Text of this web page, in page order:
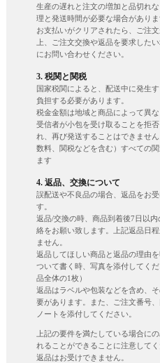
生産の遅れと注文の増加と品切れ
理と発送時間が必要な場合がありま
お支払いがクリアされたら、ご注
上、ご注文交換や返品を要求した
にお問い合わせください。
3. 税関と関税
国家税関によると、配送中に発生
負担する必要があります。
税金金額は地域と商品によって異な
受信者が小包を受け取ることを拒
れ、再び発送することはできませ
数料、関税などを含む）すべての
ます
4. 返品、交換について
誤配送や不良品の場合、返品をお
す。
返品/交換の時、商品到着後7日以
絡をお願い致します。上記返品日
ません。
返品してほしい商品と返品の理由
ついて書く時、写真を添付してく
品全体の1枚）
返品はラベルや包装などを含め、
要があります。また、ご注文番号
ノートを添付してください。
上記の要件を満たしている場合に
れることができることに注意して
返品はお受けできません。